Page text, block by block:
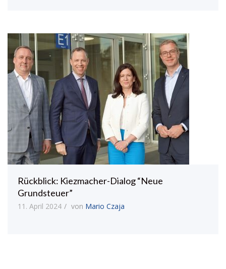
Rückblick: Kiezmacher-Dialog “Neue
Grundsteuer”
11. April 2024 von Mario Czaja